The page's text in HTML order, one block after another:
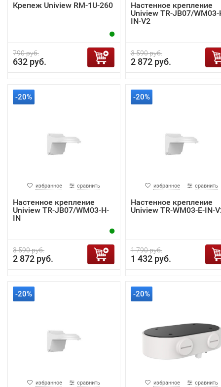
Крепеж Uniview RM-1U-260
790 руб.
632 руб.
Настенное крепление
Uniview TR-JB07/WM03-
IN-V2
3 590 руб.
2 872 руб.
-20%
избранное сравнить
Настенное крепление
Uniview TR-JB07/WM03-H-
IN
3 590 руб.
2 872 руб.
-20%
избранное сравнить
Настенное крепление
Uniview TR-WM03-E-IN-
1 790 руб.
1 432 руб.
-20%
избранное сравнить
-20%
избранное сравнить